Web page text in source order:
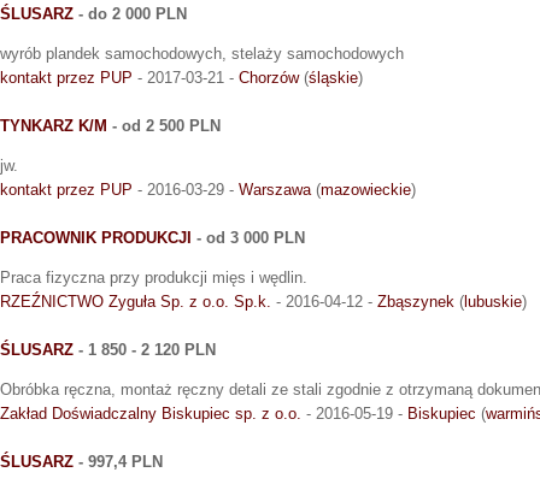
ŚLUSARZ - do 2 000 PLN
wyrób plandek samochodowych, stelaży samochodowych
kontakt przez PUP - 2017-03-21 - Chorzów(śląskie)
TYNKARZ K/M - od 2 500 PLN
jw.
kontakt przez PUP - 2016-03-29 - Warszawa(mazowieckie)
PRACOWNIK PRODUKCJI - od 3 000 PLN
Praca fizyczna przy produkcji mięs i wędlin.
RZEŹNICTWO Zyguła Sp. z o.o. Sp.k. - 2016-04-12 - Zbąszynek ( lubuskie)
ŚLUSARZ - 1 850 - 2 120 PLN
Obróbka ręczna, montaż ręczny detali ze stali zgodnie z otrzymaną
Zakład Doświadczalny Biskupiec sp. z o.o. - 2016-05-19 - Biskupiec (
ŚLUSARZ - 997,4 PLN